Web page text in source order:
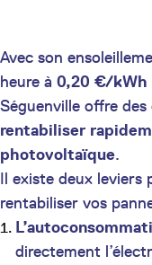
Avec son
heure à 0,20 €/kWh
Séguenville offre
rentabiliser
photovoltaïque.
Il existe deux
rentabiliser vos
directement